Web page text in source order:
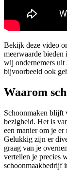
Bekijk deze video
meerwaarde
wij ondernemers
bijvoorbeeld ook
Waarom
Schoonmaken blijft
bezigheid. Het is
een manier om je er
Gelukkig zijn er
graag van je
vertellen je precies
schoonmaakbedrijf